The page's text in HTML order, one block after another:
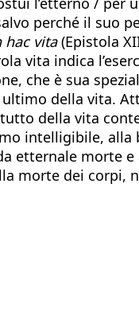
perché il suo
hac vita(Epistola
vita indica
che è sua
della vita.
della vita
intelligibile,
etternale morte
morte dei corpi,